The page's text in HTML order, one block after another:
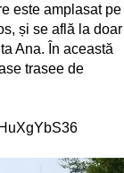
este amplasat pe
și se află la doar
Ana. În această
trasee de